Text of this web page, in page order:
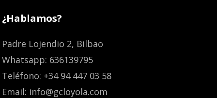
¿Hablamos?
Padre Lojendio 2, Bilbao
Whatsapp: 636139795
Teléfono: +34 94 447 03 58
Email: info@gcloyola.com